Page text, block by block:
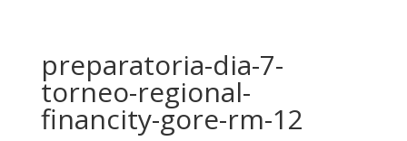
preparatoria-dia-7-
torneo-regional-
financity-gore-rm-12